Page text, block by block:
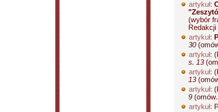
artykuł:
(wybór
Redakcji
artykuł:
30
artykuł:
s. 13
artykuł:
13
artykuł:
9
artykuł: